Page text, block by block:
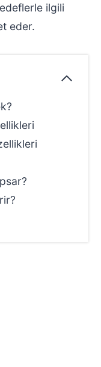
ilgili
eder.